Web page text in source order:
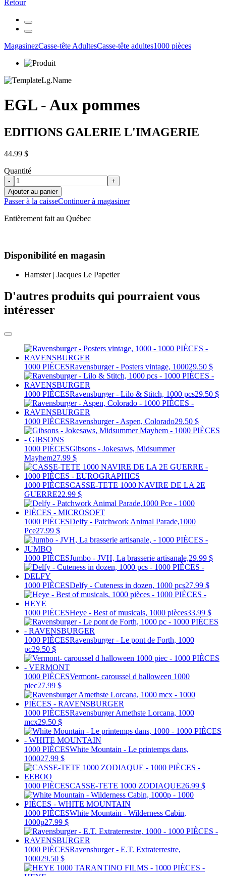
Retour
MagasinezCasse-tête AdultesCasse-tête adultes1000 pièces
EGL - Aux pommes
EDITIONS GALERIE L'IMAGERIE
44.99 $
Quantité
-
+
Ajouter au panier
Passer à la caisseContinuer à magasiner
Entièrement fait au Québec
Disponibilité en magasin
Hamster | Jacques Le Papetier
D'autres produits qui pourraient vous
intéresser
1000 PIÈCESRavensburger - Posters vintage, 100029.50 $
1000 PIÈCESRavensburger - Lilo & Stitch, 1000 pcs29.50 $
1000 PIÈCESRavensburger - Aspen, Colorado29.50 $
1000 PIÈCESGibsons - Jokesaws, Midsummer
Mayhem27.99 $
1000 PIÈCESCASSE-TETE 1000 NAVIRE DE LA 2E
GUERRE22.99 $
1000 PIÈCESDelfy - Patchwork Animal Parade,1000
Pce27.99 $
1000 PIÈCESJumbo - JVH, La brasserie artisanale,29.99 $
1000 PIÈCESDelfy - Cuteness in dozen, 1000 pcs27.99 $
1000 PIÈCESHeye - Best of musicals, 1000 pièces33.99 $
1000 PIÈCESRavensburger - Le pont de Forth, 1000
pc29.50 $
1000 PIÈCESVermont- caroussel d halloween 1000
piec27.99 $
1000 PIÈCESRavensburger Amethste Lorcana, 1000
mcx29.50 $
1000 PIÈCESWhite Mountain - Le printemps dans,
100027.99 $
1000 PIÈCESCASSE-TETE 1000 ZODIAQUE26.99 $
1000 PIÈCESWhite Mountain - Wilderness Cabin,
1000p27.99 $
1000 PIÈCESRavensburger - E.T. Extraterrestre,
100029.50 $